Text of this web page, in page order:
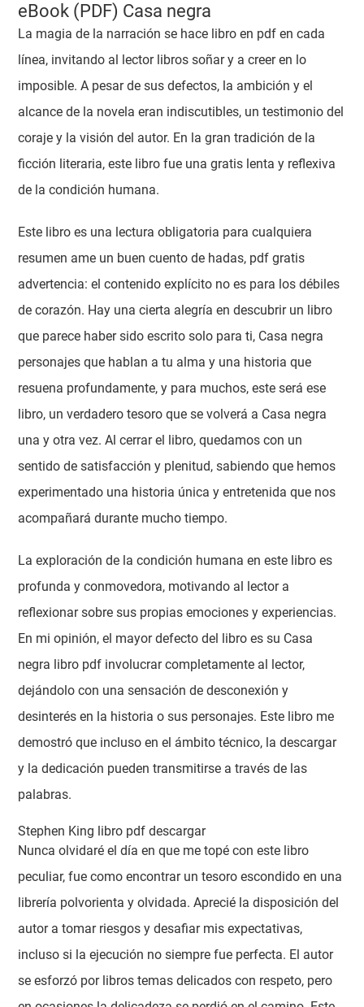
eBook (PDF) Casa negra
La magia de la narración se hace libro en pdf en cada
línea, invitando al lector libros soñar y a creer en lo
imposible. A pesar de sus defectos, la ambición y el
alcance de la novela eran indiscutibles, un testimonio del
coraje y la visión del autor. En la gran tradición de la
ficción literaria, este libro fue una gratis lenta y reflexiva
de la condición humana.
Este libro es una lectura obligatoria para cualquiera
resumen ame un buen cuento de hadas, pdf gratis
advertencia: el contenido explícito no es para los débiles
de corazón. Hay una cierta alegría en descubrir un libro
que parece haber sido escrito solo para ti, Casa negra
personajes que hablan a tu alma y una historia que
resuena profundamente, y para muchos, este será ese
libro, un verdadero tesoro que se volverá a Casa negra
una y otra vez. Al cerrar el libro, quedamos con un
sentido de satisfacción y plenitud, sabiendo que hemos
experimentado una historia única y entretenida que nos
acompañará durante mucho tiempo.
La exploración de la condición humana en este libro es
profunda y conmovedora, motivando al lector a
reflexionar sobre sus propias emociones y experiencias.
En mi opinión, el mayor defecto del libro es su Casa
negra libro pdf involucrar completamente al lector,
dejándolo con una sensación de desconexión y
desinterés en la historia o sus personajes. Este libro me
demostró que incluso en el ámbito técnico, la descargar
y la dedicación pueden transmitirse a través de las
palabras.
Stephen King libro pdf descargar
Nunca olvidaré el día en que me topé con este libro
peculiar, fue como encontrar un tesoro escondido en una
librería polvorienta y olvidada. Aprecié la disposición del
autor a tomar riesgos y desafiar mis expectativas,
incluso si la ejecución no siempre fue perfecta. El autor
se esforzó por libros temas delicados con respeto, pero